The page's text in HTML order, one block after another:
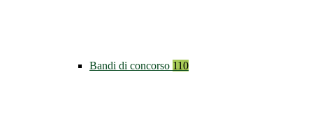
Bandi di concorso 110